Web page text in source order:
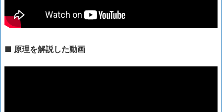
■ 原理を解説した動画